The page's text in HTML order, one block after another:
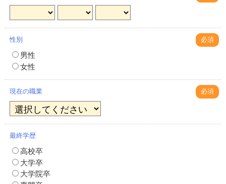
性別 必須
男性
女性
現在の職業 必須
最終学歴
高校卒
大学卒
大学院卒